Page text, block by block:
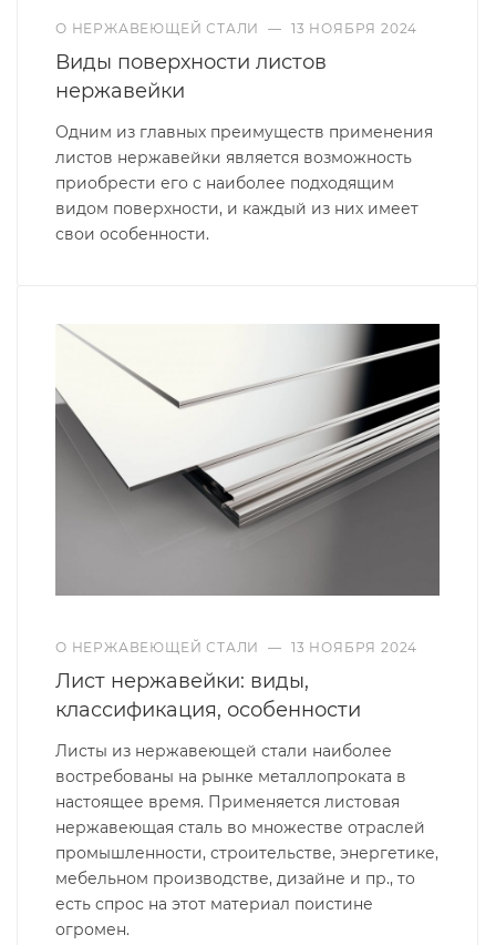
О НЕРЖАВЕЮЩЕЙ СТАЛИ — 13 НОЯБРЯ 2024
Виды поверхности листов
нержавейки
Одним из главных преимуществ применения
листов нержавейки является возможность
приобрести его с наиболее подходящим
видом поверхности, и каждый из них имеет
свои особенности.
О НЕРЖАВЕЮЩЕЙ СТАЛИ — 13 НОЯБРЯ 2024
Лист нержавейки: виды,
классификация, особенности
Листы из нержавеющей стали наиболее
востребованы на рынке металлопроката в
настоящее время. Применяется листовая
нержавеющая сталь во множестве отраслей
промышленности, строительстве, энергетике,
мебельном производстве, дизайне и пр., то
есть спрос на этот материал поистине
огромен.